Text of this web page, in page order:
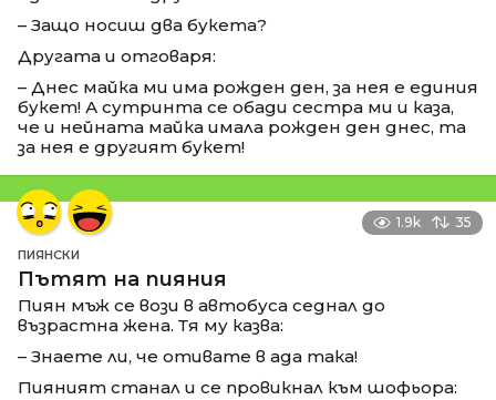
– Защо носиш два букета?
Другата и отговаря:
– Днес майка ми има рожден ден, за нея е единия
букет! А сутринта се обади сестра ми и каза,
че и нейната майка имала рожден ден днес, та
за нея е другият букет!
1.9k 35
ПИЯНСКИ
Пътят на пияния
Пиян мъж се вози в автобуса седнал до
възрастна жена. Тя му казва:
– Знаете ли, че отивате в ада така!
Пияният станал и се провикнал към шофьора: